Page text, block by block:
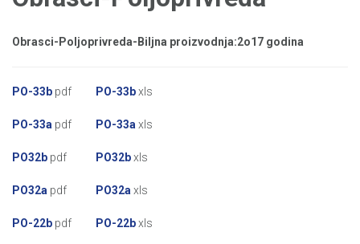
Obrasci-Poljoprivreda-Biljna proizvodnja:2o17 godina
PO-33b pdf PO-33bxls
PO-33a pdf PO-33a xls
PO32b pdf PO32bxls
PO32a pdf PO32a xls
PO-22b pdf PO-22bxls